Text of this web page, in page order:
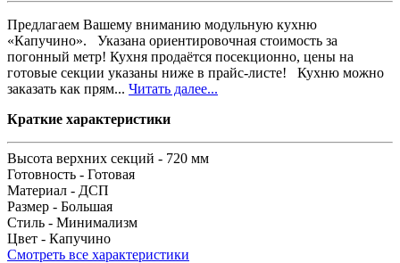
Предлагаем Вашему вниманию модульную кухню
«Капучино». Указана ориентировочная стоимость за
погонный метр! Кухня продаётся посекционно, цены на
готовые секции указаны ниже в прайс-листе! Кухню можно
заказать как прям... Читать далее...
Краткие характеристики
Высота верхних секций - 720 мм
Готовность - Готовая
Материал - ДСП
Размер - Большая
Стиль - Минимализм
Цвет - Капучино
Смотреть все характеристики